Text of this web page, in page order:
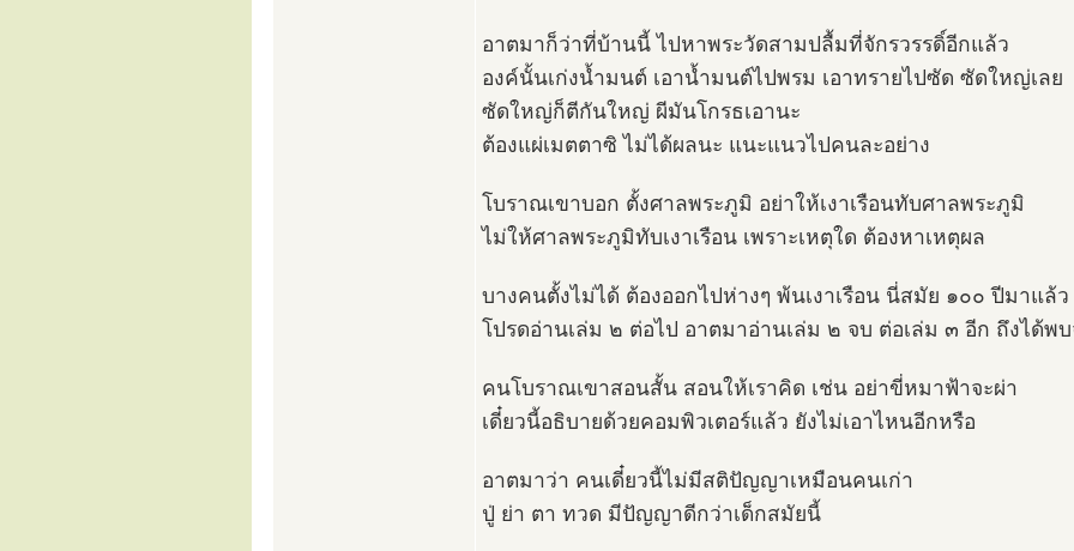
อาตมาก็ว่าที่บ้านนี้ ไปหาพระวัดสามปลื้มที่จักรวรรดิ์อีกแล้ว
องค์นั้นเก่งน้ำมนต์ เอาน้ำมนต์ไปพรม เอาทรายไปซัด ซัดใหญ่เลย
ซัดใหญ่ก็ตีกันใหญ่ ผีมันโกรธเอานะ
ต้องแผ่เมตตาซิ ไม่ได้ผลนะ แนะแนวไปคนละอย่าง
โบราณเขาบอก ตั้งศาลพระภูมิ อย่าให้เงาเรือนทับศาลพระภูมิ
ไม่ให้ศาลพระภูมิทับเงาเรือน เพราะเหตุใด ต้องหาเหตุผล
บางคนตั้งไม่ได้ ต้องออกไปห่างๆ พ้นเงาเรือน นี่สมัย ๑๐๐ ปีมาแล้ว
โปรดอ่านเล่ม ๒ ต่อไป อาตมาอ่านเล่ม ๒ จบ ต่อเล่ม ๓ อีก ถึงได้พ
คนโบราณเขาสอนสั้น สอนให้เราคิด เช่น อย่าขี่หมาฟ้าจะผ่า
เดี๋ยวนี้อธิบายด้วยคอมพิวเตอร์แล้ว ยังไม่เอาไหนอีกหรือ
อาตมาว่า คนเดี๋ยวนี้ไม่มีสติปัญญาเหมือนคนเก่า
ปู่ ย่า ตา ทวด มีปัญญาดีกว่าเด็กสมัยนี้